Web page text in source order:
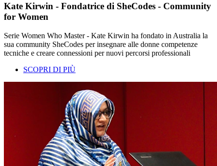
Kate Kirwin - Fondatrice di SheCodes - Community
for Women
Serie Women Who Master - Kate Kirwin ha fondato in Australia la
sua community SheCodes per insegnare alle donne competenze
tecniche e creare connessioni per nuovi percorsi professionali
SCOPRI DI PIÙ